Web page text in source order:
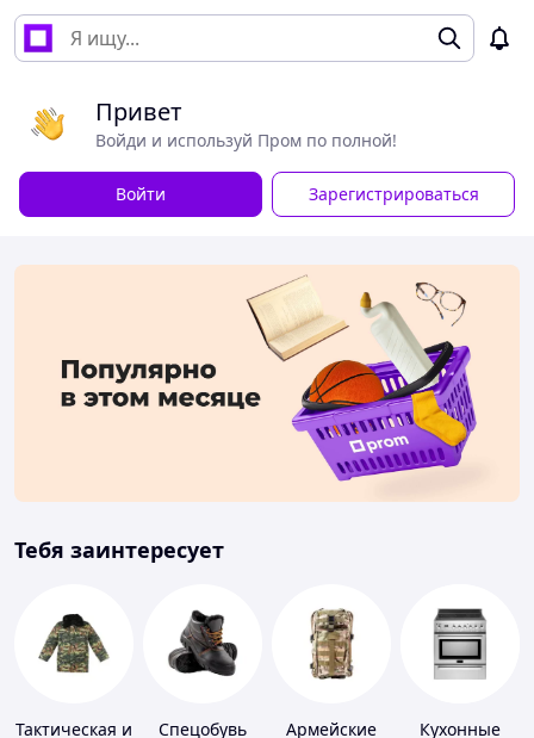
Привет
Войди и используй Пром по полной!
Войти Зарегистрироваться
Тебя заинтересует
Тактическая и
Спецобувь
Армейские
Кухонные